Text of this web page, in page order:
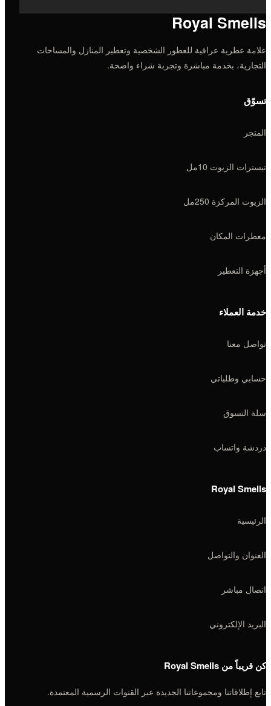
Royal Smells
علامة عطرية عراقية للعطور الشخصية وتعطير المنازل والمساحات
التجارية، بخدمة مباشرة وتجربة شراء واضحة.
تسوّق
المتجر
تيسترات الزيوت 10مل
الزيوت المركزة 250مل
معطرات المكان
أجهزة التعطير
خدمة العملاء
تواصل معنا
حسابي وطلباتي
سلة التسوق
دردشة واتساب
Royal Smells
الرئيسية
العنوان والتواصل
اتصال مباشر
البريد الإلكتروني
كن قريباً من Royal Smells
تابع إطلاقاتنا ومجموعاتنا الجديدة عبر القنوات الرسمية المعتمدة.